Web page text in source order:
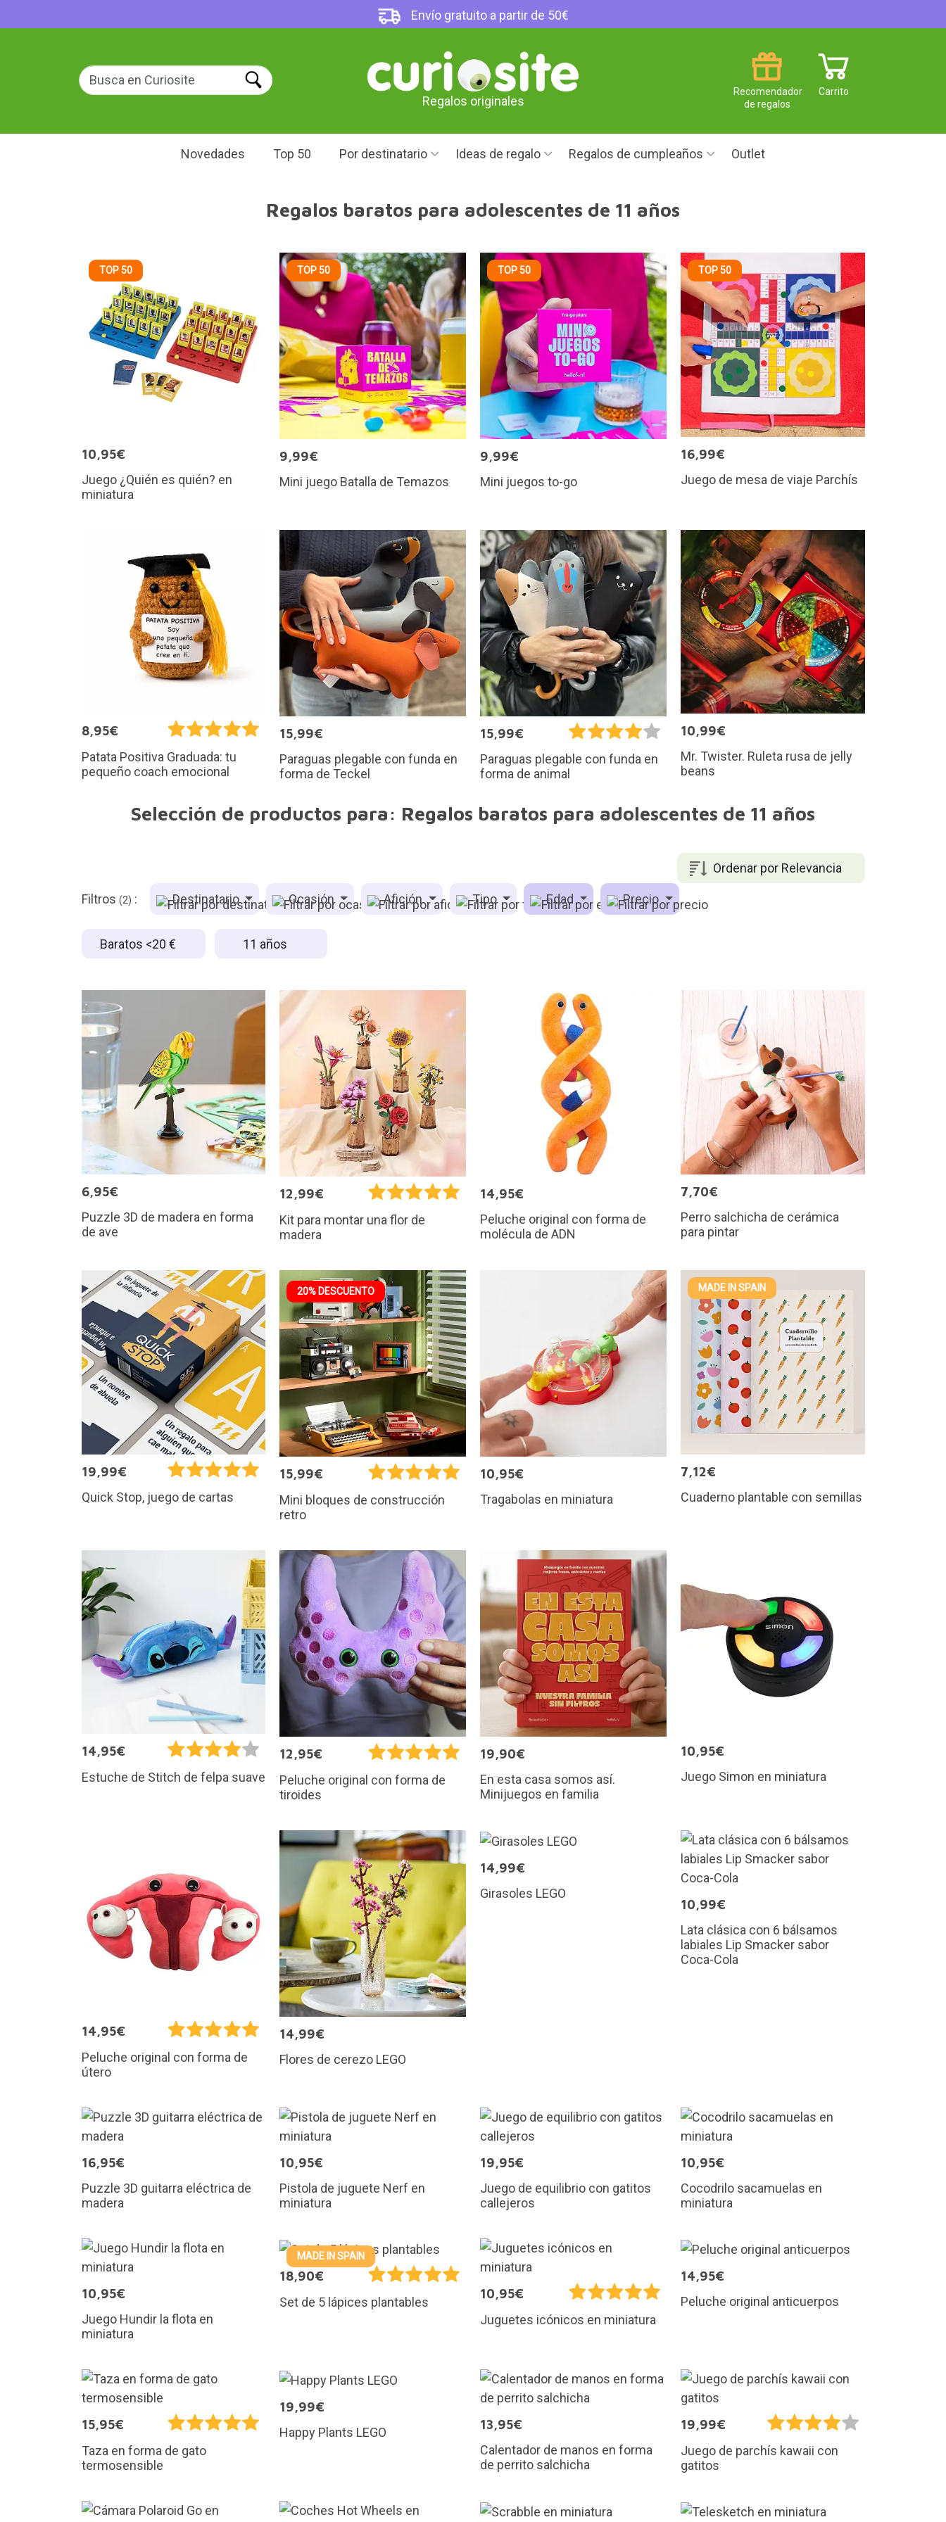
Envío gratuito a partir de 50€
Regalos originales
Carrito
Recomendador
de regalos
Novedades Top 50 Por destinatario Ideas de regalo Regalos de cumpleaños Outlet
Regalos baratos para adolescentes de 11 años
TOP 50
10,95€
Juego ¿Quién es quién? en
miniatura
TOP 50
9,99€
Mini juego Batalla de Temazos
TOP 50
9,99€
Mini juegos to-go
TOP 50
16,99€
Juego de mesa de viaje Parchís
8,95€
Patata Positiva Graduada: tu
pequeño coach emocional
15,99€
Paraguas plegable con funda en
forma de Teckel
15,99€
Paraguas plegable con funda en
forma de animal
10,99€
Mr. Twister. Ruleta rusa de jelly
beans
Selección de productos para: Regalos baratos para adolescentes de 11 años
Ordenar por Relevancia
Filtros (2) : Destinatario Ocasión Afición Tipo Edad Precio
Baratos <20 € 11 años
6,95€
Puzzle 3D de madera en forma
de ave
12,99€
Kit para montar una flor de
madera
14,95€
Peluche original con forma de
molécula de ADN
7,70€
Perro salchicha de cerámica
para pintar
19,99€
Quick Stop, juego de cartas
20% DESCUENTO
15,99€
Mini bloques de construcción
retro
10,95€
Tragabolas en miniatura
MADE IN SPAIN
7,12€
Cuaderno plantable con semillas
14,95€
Estuche de Stitch de felpa suave
12,95€
Peluche original con forma de
tiroides
19,90€
En esta casa somos así.
Minijuegos en familia
10,95€
Juego Simon en miniatura
14,95€
Peluche original con forma de
útero
14,99€
Flores de cerezo LEGO
14,99€
Girasoles LEGO
10,99€
Lata clásica con 6 bálsamos
labiales Lip Smacker sabor
Coca-Cola
16,95€
Puzzle 3D guitarra eléctrica de
madera
10,95€
Pistola de juguete Nerf en
miniatura
19,95€
Juego de equilibrio con gatitos
callejeros
10,95€
Cocodrilo sacamuelas en
miniatura
10,95€
Juego Hundir la flota en
miniatura
MADE IN SPAIN
18,90€
Set de 5 lápices plantables
10,95€
Juguetes icónicos en miniatura
14,95€
Peluche original anticuerpos
15,95€
Taza en forma de gato
termosensible
19,99€
Happy Plants LEGO
13,95€
Calentador de manos en forma
de perrito salchicha
19,99€
Juego de parchís kawaii con
gatitos